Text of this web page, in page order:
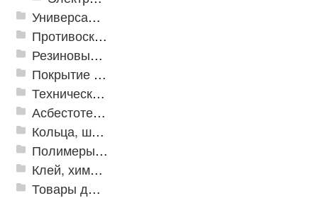
Универсальные модульные покрытия
Противоскользящая защита для лестниц, профили, ленты
Резиновые и ПВХ дорожки
Покрытие из резиновой крошки
Техническая резина
Асбестотехнические и теплоизоляционные материалы
Кольца, шайбы, манжеты
Полимеры и пластики
Клей, химия, сопутствующие товары
Товары для дома